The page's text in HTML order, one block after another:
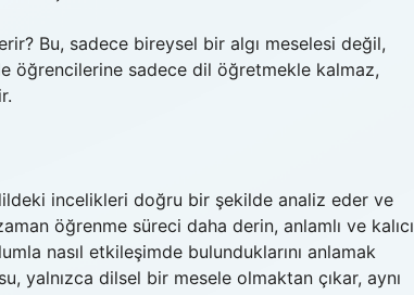
Bu, sadece bireysel bir algı meselesi değil,
öğrencilerine sadece dil öğretmekle kalmaz,
incelikleri doğru bir şekilde analiz eder ve
öğrenme süreci daha derin, anlamlı ve kalıcı
nasıl etkileşimde bulunduklarını anlamak
yalnızca dilsel bir mesele olmaktan çıkar, aynı